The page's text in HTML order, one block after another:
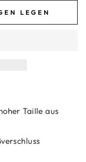
LEGEN
Taille aus